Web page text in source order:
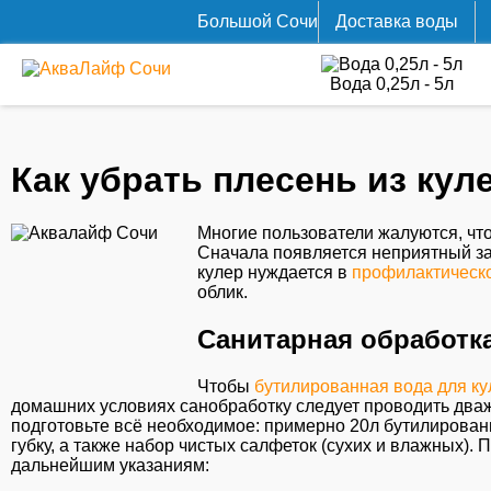
Большой Cочи Доставка воды
Вода 0,25л - 5л
Как убрать плесень из
Многие пользователи жалуются,
Сначала появляется неприятный
кулер нуждается в
облик.
Санитарная
Чтобы бутилированная вода для
домашних условиях санобработку следует проводить
подготовьте всё необходимое: примерно 20л
губку, а также набор чистых салфеток (сухих и
дальнейшим указаниям: